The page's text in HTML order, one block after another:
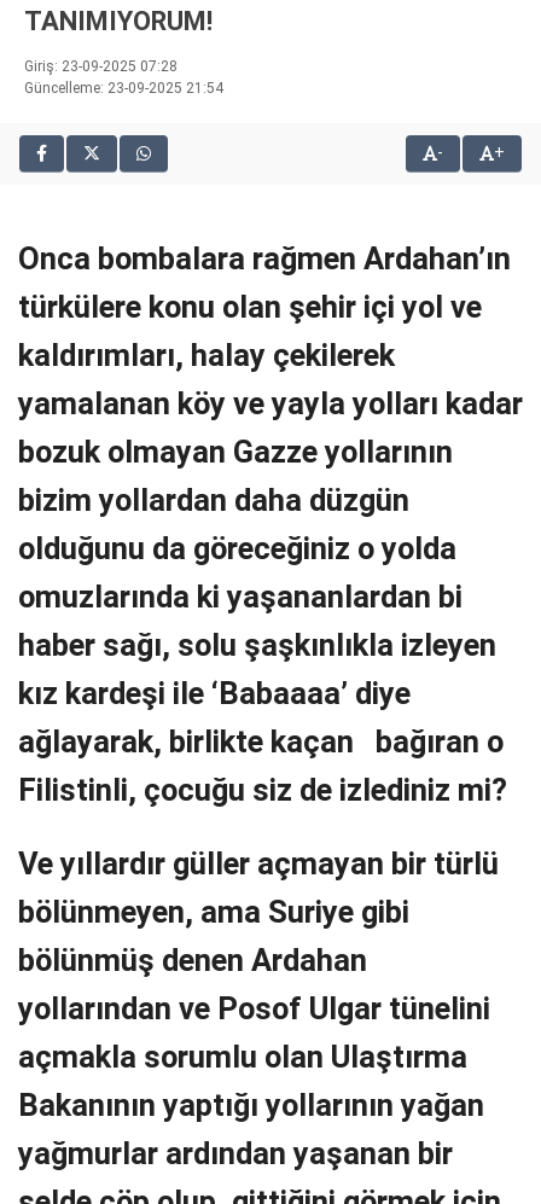
bonusu
siteler
2025
bonusu
veren
giriş
TANIMIYORUM!
Giriş: 23-09-2025 07:28
Güncelleme: 23-09-2025 21:54
- +
Onca bombalara rağmen Ardahan’ın
türkülere konu olan şehir içi yol ve
kaldırımları, halay çekilerek
yamalanan köy ve yayla yolları kadar
bozuk olmayan Gazze yollarının
bizim yollardan daha düzgün
olduğunu da göreceğiniz o yolda
omuzlarında ki yaşananlardan bi
haber sağı, solu şaşkınlıkla izleyen
kız kardeşi ile ‘Babaaaa’ diye
ağlayarak, birlikte kaçan bağıran o
Filistinli, çocuğu siz de izlediniz mi?
Ve yıllardır güller açmayan bir türlü
bölünmeyen, ama Suriye gibi
bölünmüş denen Ardahan
yollarından ve Posof Ulgar tünelini
açmakla sorumlu olan Ulaştırma
Bakanının yaptığı yollarının yağan
yağmurlar ardından yaşanan bir